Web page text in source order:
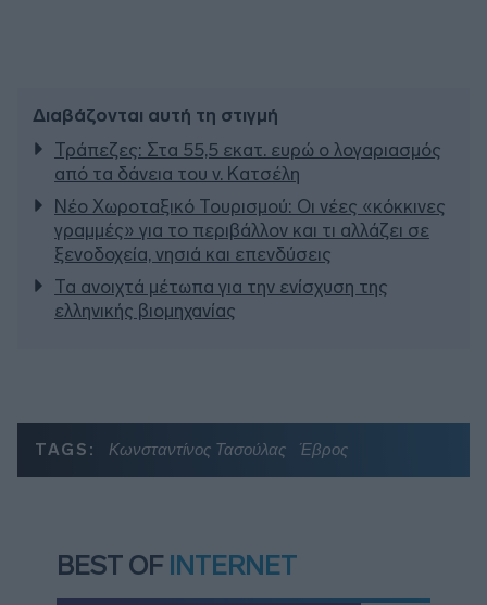
Διαβάζονται αυτή τη στιγμή
Τράπεζες: Στα 55,5 εκατ. ευρώ ο λογαριασμός
από τα δάνεια του ν. Κατσέλη
Νέο Χωροταξικό Τουρισμού: Οι νέες «κόκκινες
γραμμές» για το περιβάλλον και τι αλλάζει σε
ξενοδοχεία, νησιά και επενδύσεις
Τα ανοιχτά μέτωπα για την ενίσχυση της
ελληνικής βιομηχανίας
TAGS: Κωνσταντίνος Τασούλας Έβρος
BEST OF INTERNET